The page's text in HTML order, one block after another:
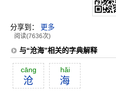
分享到： 更多
阅读(7636次)
与“沧海”相关的字典解释
cāng
沧
hăi
海